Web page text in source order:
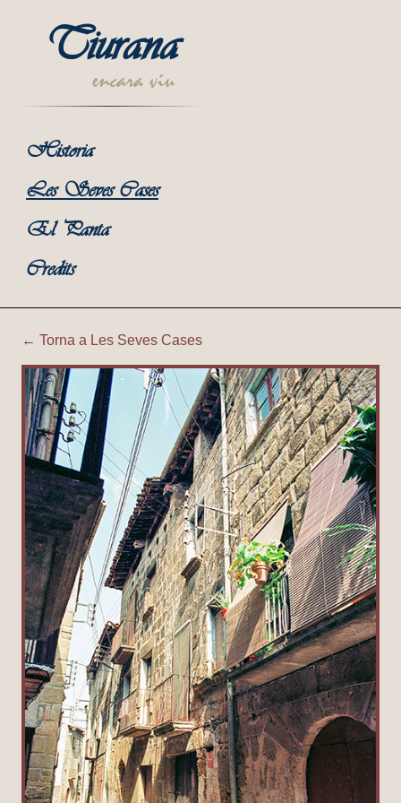
Tiurana
encara viu
Historia
Les Seves Cases
El Panta
Credits
Tiurana | Cal Cisteller
← Torna a Les Seves Cases